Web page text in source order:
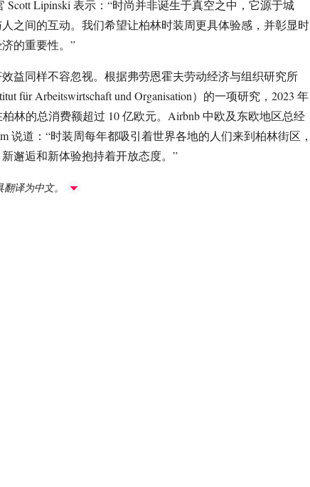
Scott Lipinski 表示：“时尚并非诞生于真空之中，它源于城
之间的互动。我们希望让柏林时装周更具体验感，并彰显时
的重要性。”
益同样不容忽视。根据弗劳恩霍夫劳动经济与组织研究所
für Arbeitswirtschaft und Organisation）的一项研究，2023 年
林的总消费额超过 10 亿欧元。Airbnb 中欧及东欧地区总经
说道：“时装周每年都吸引着世界各地的人们来到柏林街区，
邂逅和新体验抱持着开放态度。”
译为中文。